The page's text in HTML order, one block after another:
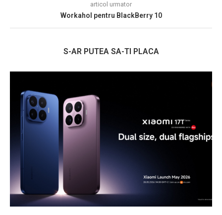
articol urmator
Workahol pentru BlackBerry 10
S-AR PUTEA SA-TI PLACA